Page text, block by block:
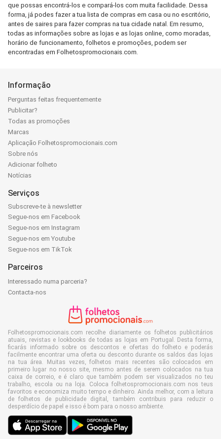
que possas encontrá-los e compará-los com muita facilidade. Dessa
forma, já podes fazer a tua lista de compras em casa ou no escritório,
antes de saires para fazer compras na tua cidade natal. Em resumo,
todas as informações sobre as lojas e as lojas online, como moradas,
horário de funcionamento, folhetos e promoções, podem ser
encontradas em Folhetospromocionais.com.
Informação
Perguntas feitas frequentemente
Publicitar?
Todas as promoções
Marcas
Aplicação Folhetospromocionais.com
Sobre nós
Adicionar folheto
Notícias
Serviços
Subscreve-te à newsletter
Segue-nos em Facebook
Segue-nos em Instagram
Segue-nos em Youtube
Segue-nos em TikTok
Parceiros
Interessado numa parceria?
Contacta-nos
Folhetospromocionais.com recolhe diariamente os folhetos publicitários
atuais, revistas e lookbooks de todas as lojas em Portugal. Desta forma,
ficarás informado sobre os descontos e ofertas do folheto e poderás
facilmente encontrar uma oferta ou desconto durante os saldos das lojas
na tua área. Muitas vezes, folhetos mais recentes são colocados em
primeiro lugar no nosso site, mesmo antes de serem colocados na tua
caixa de correio, e é claro que também podem ser visualizados no teu
trabalho, escola ou na loja. Coloca folhetospromocionais.com nos teus
favoritos e economiza muito tempo e dinheiro. Ainda melhor, com a leitura
de folhetos de publicidade digital, também contribuis para reduzir o
desperdício de papel e isso é bom para o nosso ambiente.